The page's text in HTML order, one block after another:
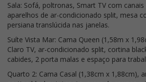
Sala: Sofá, poltronas, Smart TV com
aparelhos de ar-condicionado split, mesa
persiana translúcida nas janelas.
Suíte Vista Mar: Cama Queen (1,58m x
Claro TV, ar-condicionado split, cortina
cabides, 2 porta malas e espaço para
Quarto 2: Cama Casal (1,38cm x 1,88cm),